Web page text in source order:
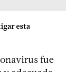
esta
fue